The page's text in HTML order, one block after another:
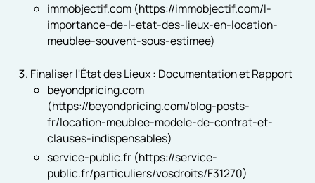
immobjectif.com (https://immobjectif.com/l-
importance-de-l-etat-des-lieux-en-location-
meublee-souvent-sous-estimee)
Finaliser l'État des Lieux : Documentation et Rapport
beyondpricing.com
(https://beyondpricing.com/blog-posts-
fr/location-meublee-modele-de-contrat-et-
clauses-indispensables)
service-public.fr (https://service-
public.fr/particuliers/vosdroits/F31270)